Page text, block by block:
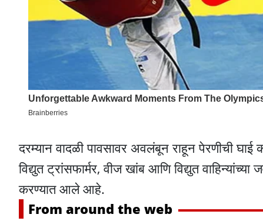
दरम्यान वादळी पावसावर अवलंबून राहून पेरणीची
विद्युत ट्रांसफार्मर, वीज खांब आणि विद्युत
करण्यात आले आहे.
From around the web